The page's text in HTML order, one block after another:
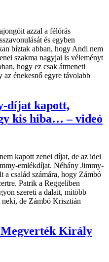
azzal a félórás
és egyben
bíztak abban, hogy Andi nem
szakma nagyjai is véleményt
hogy ez csak átmeneti
énekesnő egyre távolabb
díjat kapott,
kis hiba… – videó
kapott zenei díjat, de az idei
emlékdíjat. Néhány Jimmy-
a család számára, hogy Zámbó
Patrik a Reggeliben
szereti a dalait, mitöbb
de Zámbó Krisztián
Megverték Király